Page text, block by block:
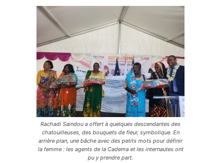
Rachadi Saindou a offert à quelques descendantes des
chatouilleuses, des bouquets de fleur, symbolique. En
arrière plan, une bâche avec des petits mots pour définir
la femme : les agents de la Cadema et les internautes ont
pu y prendre part.